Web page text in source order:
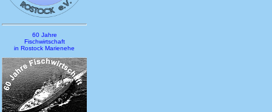
60 Jahre
Fischwirtschaft
in Rostock Marienehe